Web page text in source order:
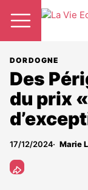
DORDOGNE
Des
du prix
17/12/2024 Marie